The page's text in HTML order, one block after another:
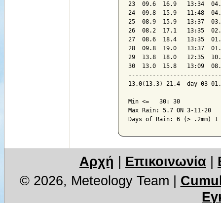
23  09.6  16.9   13:34
24  09.8  15.9   11:48
25  08.9  15.9   13:37
26  08.2  17.1   13:35
27  08.6  18.4   13:35
28  09.8  19.0   13:37
29  13.8  18.0   12:35
30  13.0  15.8   13:09
13.0(13.3) 21.4  day 03
Min <=   30: 30
Max Rain: 5.7 ON 3-11-20
Days of Rain: 6 (> .2mm) 1
Αρχή Επικοινωνία
© 2026, Meteology Team